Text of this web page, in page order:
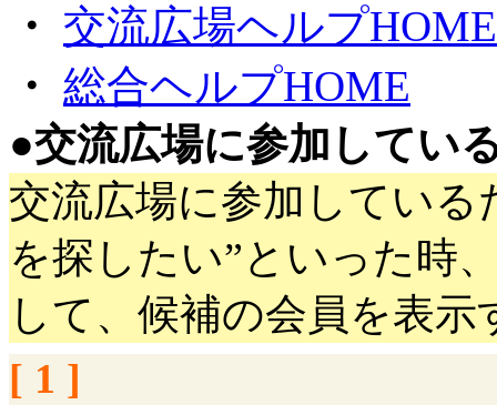
・ 交流広場ヘルプHOME
・ 総合ヘルプHOME
●交流広場に参加してい
交流広場に参加してい
を探したい”といった時
して、候補の会員を表
[ 1 ]